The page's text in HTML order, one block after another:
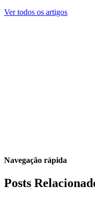
Ver todos os artigos
Navegação rápida
Posts